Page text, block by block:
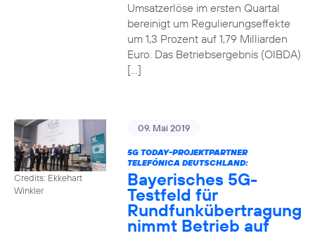
Umsatzerlöse im ersten Quartal
bereinigt um Regulierungseffekte
um 1,3 Prozent auf 1,79 Milliarden
Euro. Das Betriebsergebnis (OIBDA)
[…]
Credits: Ekkehart
Winkler
09. Mai 2019
5G TODAY-PROJEKTPARTNER
TELEFÓNICA DEUTSCHLAND:
Bayerisches 5G-
Testfeld für
Rundfunkübertragung
nimmt Betrieb auf